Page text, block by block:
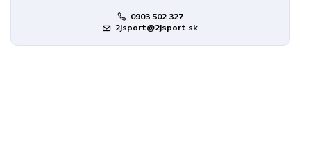
0903 502 327
2jsport@2jsport.sk